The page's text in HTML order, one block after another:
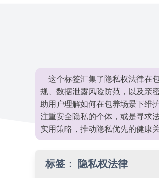
这个标签汇集了隐私权法律在
规、数据泄露风险防范，以及亲
助用户理解如何在包养场景下维
注重安全隐私的个体，或是寻求
实用策略，推动隐私优先的健康
标签： 隐私权法律